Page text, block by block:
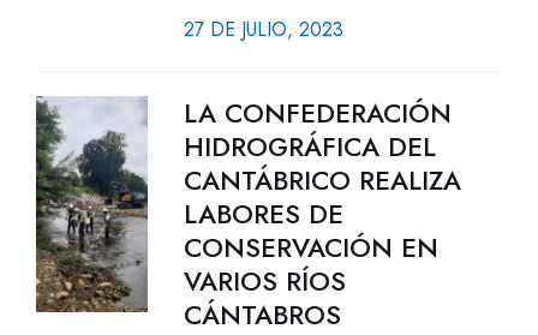
27 DE JULIO, 2023
LA CONFEDERACIÓN
HIDROGRÁFICA DEL
CANTÁBRICO REALIZA
LABORES DE
CONSERVACIÓN EN
VARIOS RÍOS
CÁNTABROS